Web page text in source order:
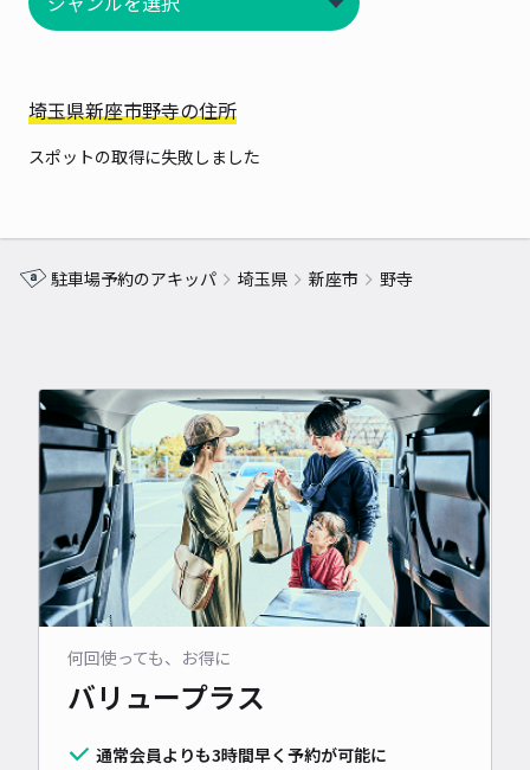
埼玉県新座市野寺の住所
スポットの取得に失敗しました
駐車場予約のアキッパ 埼玉県 新座市 野寺
何回使っても、お得に
バリュープラス
通常会員よりも3時間早く予約が可能に